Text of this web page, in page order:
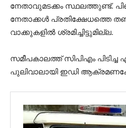
നേതാവുമടക്കം സ്ഥലത്തുണ്ട്.
നേതാക്കള്‍ പ്രതിക്ഷേധത്തെ
വാക്കുകളില്‍ ശ്രമിച്ചിട്ടുമില്ല.
സമീപകാലത്ത് സിപിഎം പിടിച്ച
പുലിവാലായി ഇഡി